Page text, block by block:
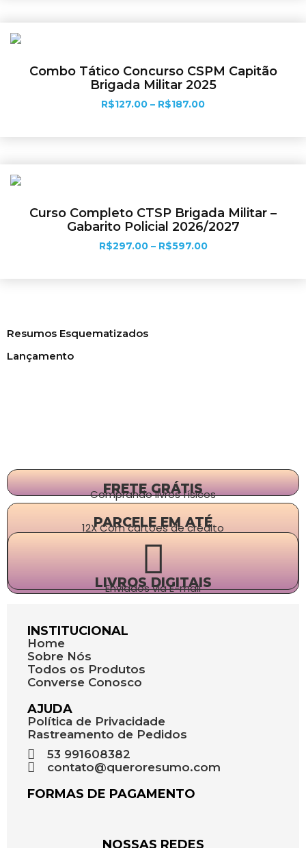
Combo Tático Concurso CSPM Capitão
Brigada Militar 2025
R$127.00 – R$187.00
Curso Completo CTSP Brigada Militar –
Gabarito Policial 2026/2027
R$297.00 – R$597.00
Resumos Esquematizados
Lançamento
FRETE GRÁTIS
Comprando livros físicos
PARCELE EM ATÉ
12X Com cartões de crédito
LIVROS DIGITAIS
Enviados via E-mail
INSTITUCIONAL
Home
Sobre Nós
Todos os Produtos
Converse Conosco
AJUDA
Política de Privacidade
Rastreamento de Pedidos
53 991608382
contato@queroresumo.com
FORMAS DE PAGAMENTO
NOSSAS REDES